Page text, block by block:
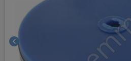
chevron_left